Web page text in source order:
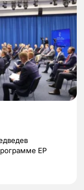
ЕР